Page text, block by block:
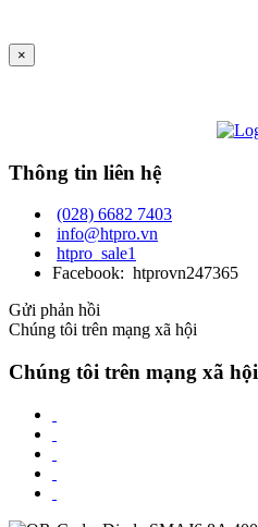
×
Thông tin liên hệ
(028) 6682 7403
info@htpro.vn
htpro_sale1
Facebook: htprovn247365
Gửi phản hồi
Chúng tôi trên mạng xã hội
Chúng tôi trên mạng xã hội